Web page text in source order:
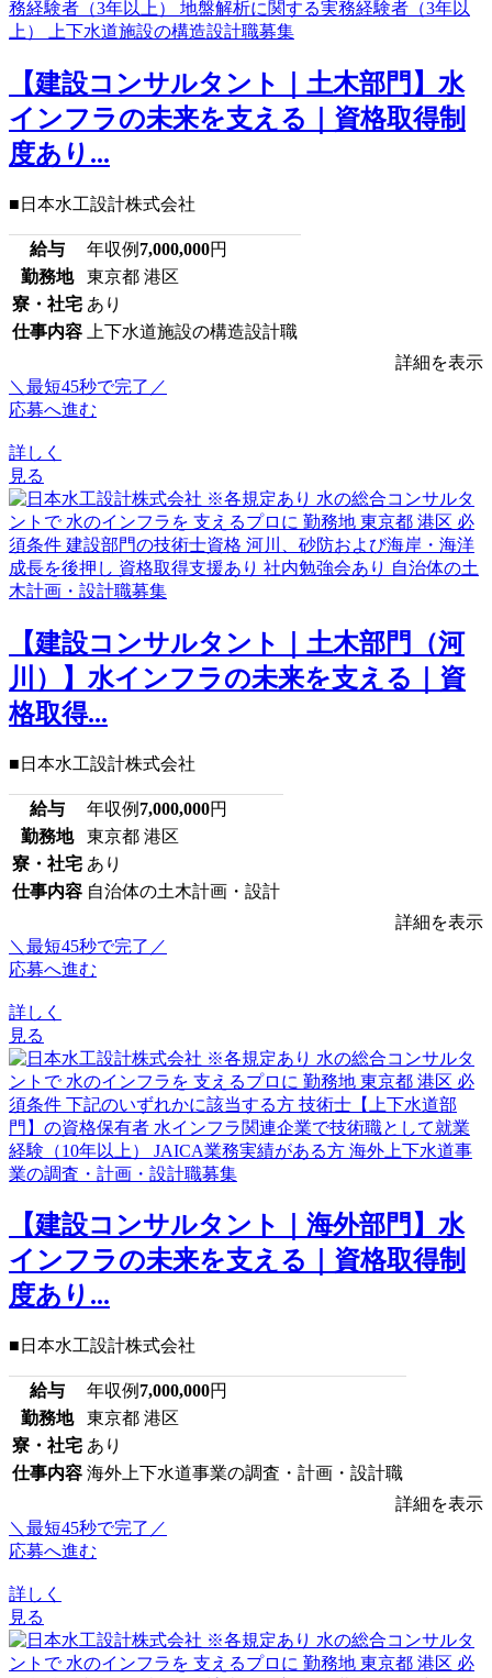
【建設コンサルタント｜土木部門】水
インフラの未来を支える｜資格取得制
度あり...
■日本水工設計株式会社
給与 年収例 7,000,000円
勤務地
東京都 港区
寮・社宅 あり
仕事内容
上下水道施設の構造設計職
詳細を表示
＼最短45秒で完了／
応募へ進む
詳しく
見る
【建設コンサルタント｜土木部門（河
川）】水インフラの未来を支える｜資
格取得...
■日本水工設計株式会社
給与 年収例 7,000,000円
勤務地
東京都 港区
寮・社宅 あり
仕事内容 自治体の土木計画・設計
詳細を表示
＼最短45秒で完了／
応募へ進む
詳しく
見る
【建設コンサルタント｜海外部門】水
インフラの未来を支える｜資格取得制
度あり...
■日本水工設計株式会社
給与 年収例 7,000,000円
勤務地
東京都 港区
寮・社宅 あり
仕事内容 海外上下水道事業の調査・計画・設計職
詳細を表示
＼最短45秒で完了／
応募へ進む
詳しく
見る